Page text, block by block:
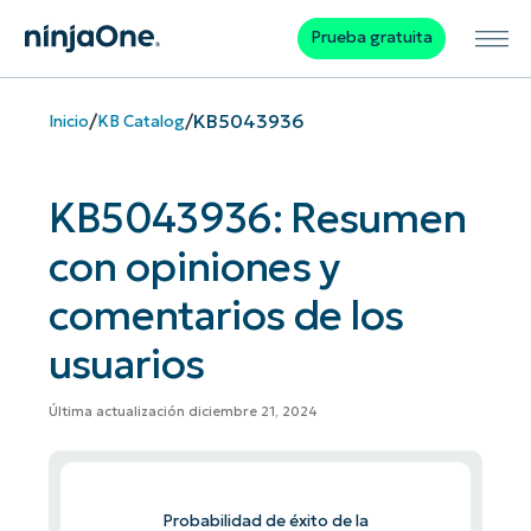
Prueba gratuita
Inicio/KB Catalog/KB5043936
KB5043936: Resumen
con opiniones y
comentarios de los
usuarios
Última actualización diciembre 21, 2024
Probabilidad de éxito de la